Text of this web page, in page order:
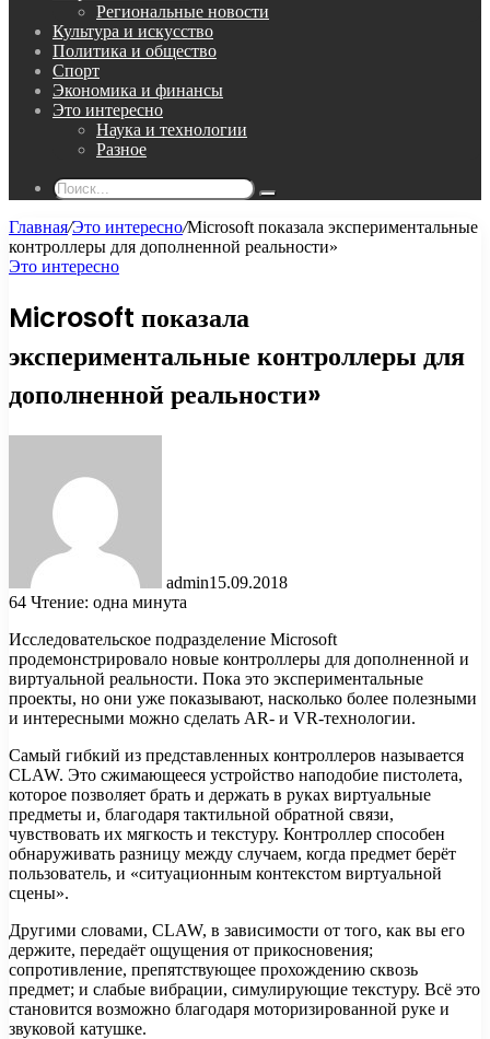
Региональные новости
Культура и искусство
Политика и общество
Спорт
Экономика и финансы
Это интересно
Наука и технологии
Разное
Поиск...
Главная/Это интересно/Microsoft показала экспериментальные
контроллеры для дополненной реальности»
Это интересно
Microsoft показала
экспериментальные контроллеры для
дополненной реальности»
admin15.09.2018
64 Чтение: одна минута
Исследовательское подразделение Microsoft
продемонстрировало новые контроллеры для дополненной и
виртуальной реальности. Пока это экспериментальные
проекты, но они уже показывают, насколько более полезными
и интересными можно сделать AR- и VR-технологии.
Самый гибкий из представленных контроллеров называется
CLAW. Это сжимающееся устройство наподобие пистолета,
которое позволяет брать и держать в руках виртуальные
предметы и, благодаря тактильной обратной связи,
чувствовать их мягкость и текстуру. Контроллер способен
обнаруживать разницу между случаем, когда предмет берёт
пользователь, и «ситуационным контекстом виртуальной
сцены».
Другими словами, CLAW, в зависимости от того, как вы его
держите, передаёт ощущения от прикосновения;
сопротивление, препятствующее прохождению сквозь
предмет; и слабые вибрации, симулирующие текстуру. Всё это
становится возможно благодаря моторизированной руке и
звуковой катушке.